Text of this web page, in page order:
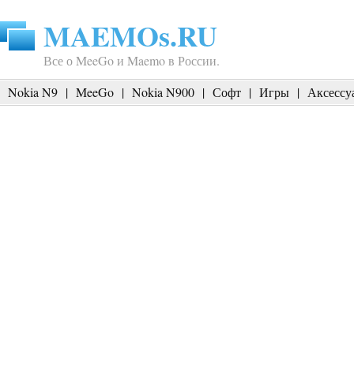
MAEMOs.RU
Все о MeeGo и Maemo в России.
Nokia N9 | MeeGo | Nokia N900 | Софт | Игры |